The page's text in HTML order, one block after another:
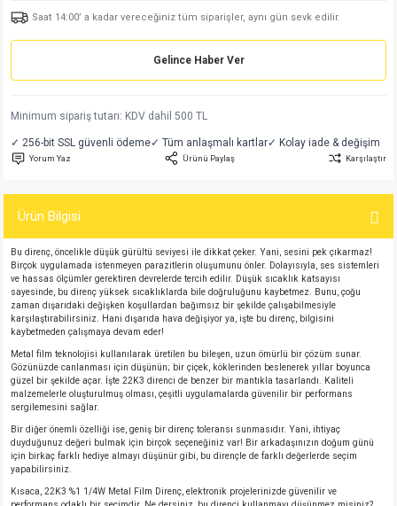
Serisi,45 Serisi
24 Serisi,27 Serisi,93 Serisi
180C
%5 2W
%1 1/2W
%1 1/4W
1/2W
10W
1W
20W
2W
3W
4W
5W
1206 Kılıf
1206 Kılıf - 25 Adet
402 Kılıf
603 Kılıf
603 Kılıf - 25 Adet
805 Kılıf
Saat 14:00’ a kadar vereceğiniz tüm siparişler, aynı gün sevk edilir.
Gelince Haber Ver
Minimum sipariş tutarı: KDV dahil 500 TL
✓ 256-bit SSL güvenli ödeme✓ Tüm anlaşmalı kartlar✓ Kolay iade & değişim
Yorum Yaz Ürünü Paylaş Karşılaştır
Ürün Bilgisi
Bu direnç, öncelikle düşük gürültü seviyesi ile dikkat çeker. Yani, sesini pek çıkarmaz!
Birçok uygulamada istenmeyen parazitlerin oluşumunu önler. Dolayısıyla, ses sistemleri
ve hassas ölçümler gerektiren devrelerde tercih edilir. Düşük sıcaklık katsayısı
sayesinde, bu direnç yüksek sıcaklıklarda bile doğruluğunu kaybetmez. Bunu, çoğu
zaman dışarıdaki değişken koşullardan bağımsız bir şekilde çalışabilmesiyle
karşılaştırabilirsiniz. Hani dışarıda hava değişiyor ya, işte bu direnç, bilgisini
kaybetmeden çalışmaya devam eder!
Metal film teknolojisi kullanılarak üretilen bu bileşen, uzun ömürlü bir çözüm sunar.
Gözünüzde canlanması için düşünün; bir çiçek, köklerinden beslenerek yıllar boyunca
güzel bir şekilde açar. İşte 22K3 direnci de benzer bir mantıkla tasarlandı. Kaliteli
malzemelerle oluşturulmuş olması, çeşitli uygulamalarda güvenilir bir performans
sergilemesini sağlar.
Bir diğer önemli özelliği ise, geniş bir direnç toleransı sunmasıdır. Yani, ihtiyaç
duyduğunuz değeri bulmak için birçok seçeneğiniz var! Bir arkadaşınızın doğum günü
için birkaç farklı hediye almayı düşünür gibi, bu dirençle de farklı değerlerde seçim
yapabilirsiniz.
Kısaca, 22K3 %1 1/4W Metal Film Direnç, elektronik projelerinizde güvenilir ve